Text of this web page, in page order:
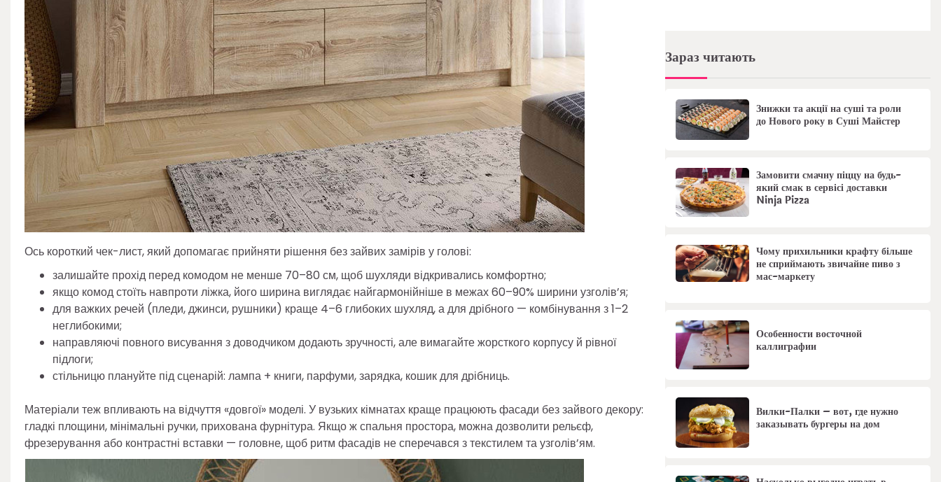
Ось короткий чек-лист, який допомагає прийняти рішення без зайвих замірів у голові:
залишайте прохід перед комодом не менше 70–80 см, щоб шухляди відкривались комфортно;
якщо комод стоїть навпроти ліжка, його ширина виглядає найгармонійніше в межах 60–90% ширини узголів’я;
для важких речей (пледи, джинси, рушники) краще 4–6 глибоких шухляд, а для дрібного — комбінування з 1–2
неглибокими;
направляючі повного висування з доводчиком додають зручності, але вимагайте жорсткого корпусу й рівної
підлоги;
стільницю плануйте під сценарій: лампа + книги, парфуми, зарядка, кошик для дрібниць.
Матеріали теж впливають на відчуття «довгої» моделі. У вузьких кімнатах краще працюють фасади без зайвого декору:
гладкі площини, мінімальні ручки, прихована фурнітура. Якщо ж спальня простора, можна дозволити рельєф,
фрезерування або контрастні вставки — головне, щоб ритм фасадів не сперечався з текстилем та узголів’ям.
Зараз читають
Знижки та акції на суші та роли
до Нового року в Суші Майстер
Замовити смачну піццу на будь-
який смак в сервісі доставки
Ninja Pizza
Чому прихильники крафту більше
не сприймають звичайне пиво з
мас-маркету
Особенности восточной
каллиграфии
Вилки-Палки – вот, где нужно
заказывать бургеры на дом